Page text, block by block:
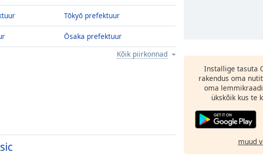
Tōkyō prefektuur
Ōsaka prefektuur
Kõik piirkonnad
Installige tasuta
rakendus oma
oma
ükskõik kus te
muud